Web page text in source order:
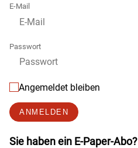
E-Mail
Passwort
Angemeldet bleiben
ANMELDEN
Sie haben ein E-Paper-Abo?